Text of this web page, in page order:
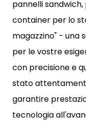
pannelli
container per lo
magazzino" - una
per le vostre
con precisione e
stato
garantire
tecnologia